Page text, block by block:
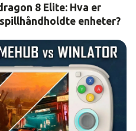
8 Elite: Hva er
enheter?